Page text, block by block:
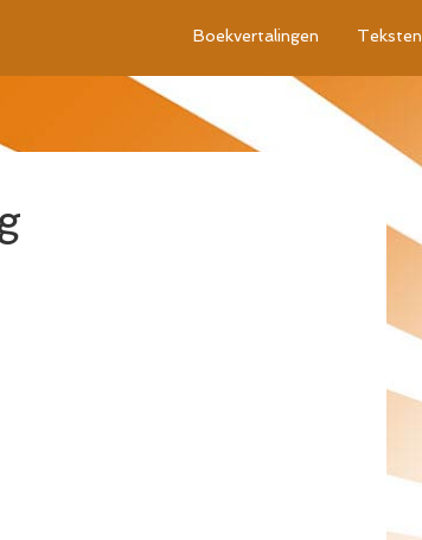
Boekvertalingen Teksten